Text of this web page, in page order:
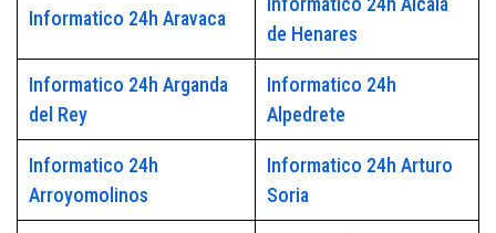
Informatico 24h Aravaca
de Henares
Informatico 24h Arganda
del Rey
Informatico 24h
Alpedrete
Informatico 24h
Arroyomolinos
Informatico 24h Arturo
Soria